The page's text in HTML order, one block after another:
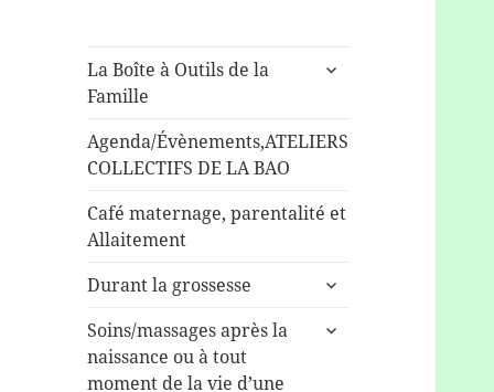
La Boîte à Outils de la
Famille
ouvrir
menu
Agenda/Évènements,ATELIERS
COLLECTIFS DE LA BAO
Café maternage, parentalité et
Allaitement
Durant la grossesse
ouvrir
sous-
Soins/massages après la
naissance ou à tout
moment de la vie d’une
ouvrir